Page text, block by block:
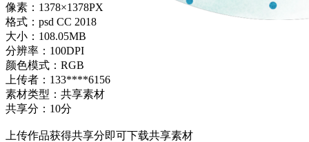
像素：1378×1378PX
格式：psd CC 2018
大小：108.05MB
分辨率：100DPI
颜色模式：RGB
上传者：133****6156
素材类型：共享素材
共享分：10分
上传作品获得共享分即可下载共享素材